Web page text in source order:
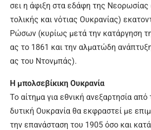
σει η ά­φι­ξη στα ε­δά­φη της
το­λι­κής και νό­τιας Ου­κρα­νί­ας)
Ρώ­σων (κυ­ρί­ως με­τά την κα­τάρ­γη­ση
ας το 1861 και την αλ­μα­τώ­δη
ας του Ντον­μπάς).
Η μπολ­σε­βί­κι­κη Ου­κρα­νί­α
Το αί­τη­μα για ε­θνι­κή α­νε­ξαρ­τη­σί­α α­πό
δυ­τι­κή Ου­κρα­νί­α θα εκ­φρα­στεί με
την ε­πα­νά­στα­ση του 1905 ό­σο και